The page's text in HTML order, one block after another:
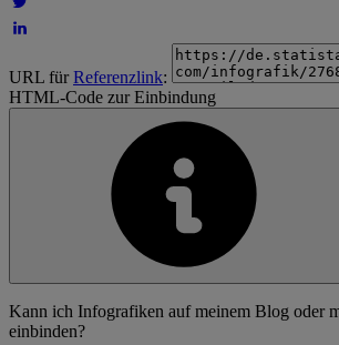
URL fürReferenzlink:
HTML-Code zur Einbindung
Kann ich Infografiken auf meinem Blog oder
einbinden?